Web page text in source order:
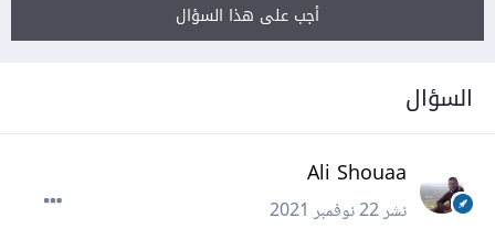
أجب على هذا السؤال
السؤال
Ali Shouaa
نشر22 نوفمبر 2021